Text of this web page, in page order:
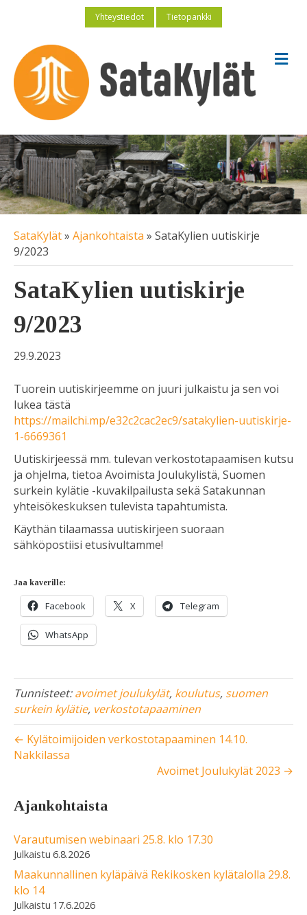
Yhteystiedot Tietopankki
V
a
o
SataKylät» Ajankohtaista » SataKylien uutiskirje
9/2023
SataKylien uutiskirje
9/2023
29.9.2023
Tuorein uutiskirjeemme on juuri julkaistu ja sen voi
lukea tästä
https://mailchi.mp/e32c2cac2ec9/satakylien-uutiskirje-
1-6669361
Uutiskirjeessä mm. tulevan verkostotapaamisen kutsu
ja ohjelma, tietoa Avoimista Joulukylistä, Suomen
surkein kylätie -kuvakilpailusta sekä Satakunnan
yhteisökeskuksen tulevista tapahtumista.
Käythän tilaamassa uutiskirjeen suoraan
sähköpostiisi etusivultamme!
Jaa kaverille:
Facebook X Telegram
WhatsApp
Tunnisteet:avoimet joulukylät, koulutus, suomen
surkein kylätie, verkostotapaaminen
← Kylätoimijoiden verkostotapaaminen 14.10.
Nakkilassa
Avoimet Joulukylät 2023 →
Ajankohtaista
Varautumisen webinaari 25.8. klo 17.30
6.8.2026
Maakunnallinen kyläpäivä Rekikosken kylätalolla 29.8.
klo 14
17.6.2026